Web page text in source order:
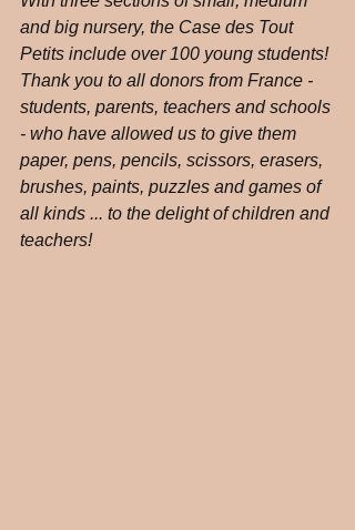
and big nursery, the Case des Tout
Petits include over 100 young students!
Thank you to all donors from France -
students, parents, teachers and schools
- who have allowed us to give them
paper, pens, pencils, scissors, erasers,
brushes, paints, puzzles and games of
all kinds ... to the delight of children and
teachers!